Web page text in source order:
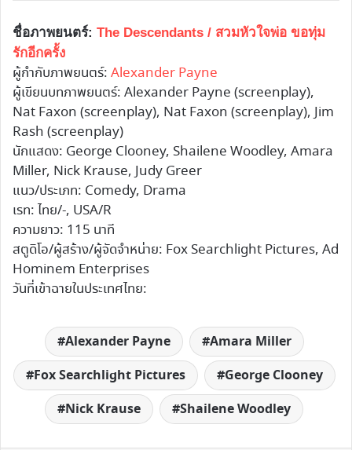
ชื่อภาพยนตร์: The Descendants / สวมหัวใจพ่อ ขอทุ่ม
รักอีกครั้ง
ผู้กำกับภาพยนตร์: Alexander Payne
ผู้เขียนบทภาพยนตร์: Alexander Payne (screenplay),
Nat Faxon (screenplay), Nat Faxon (screenplay), Jim
Rash (screenplay)
นักแสดง: George Clooney, Shailene Woodley, Amara
Miller, Nick Krause, Judy Greer
แนว/ประเภท: Comedy, Drama
เรท: ไทย/-, USA/R
ความยาว: 115 นาที
สตูดิโอ/ผู้สร้าง/ผู้จัดจำหน่าย: Fox Searchlight Pictures, Ad
Hominem Enterprises
วันที่เข้าฉายในประเทศไทย:
Alexander Payne
Amara Miller
Fox Searchlight Pictures
George Clooney
Nick Krause
Shailene Woodley